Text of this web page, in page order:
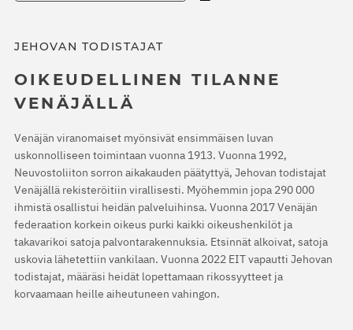
JEHOVAN TODISTAJAT
OIKEUDELLINEN TILANNE
VENÄJÄLLÄ
Venäjän viranomaiset myönsivät ensimmäisen luvan
uskonnolliseen toimintaan vuonna 1913. Vuonna 1992,
Neuvostoliiton sorron aikakauden päätyttyä, Jehovan todistajat
Venäjällä rekisteröitiin virallisesti. Myöhemmin jopa 290 000
ihmistä osallistui heidän palveluihinsa. Vuonna 2017 Venäjän
federaation korkein oikeus purki kaikki oikeushenkilöt ja
takavarikoi satoja palvontarakennuksia. Etsinnät alkoivat, satoja
uskovia lähetettiin vankilaan. Vuonna 2022 EIT vapautti Jehovan
todistajat, määräsi heidät lopettamaan rikossyytteet ja
korvaamaan heille aiheutuneen vahingon.